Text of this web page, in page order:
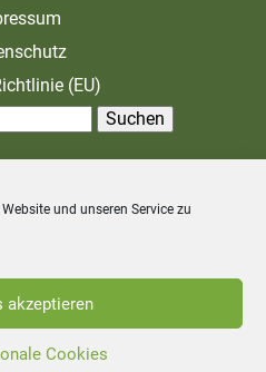
und unseren Service zu
akzeptieren
Cookies
(EU)